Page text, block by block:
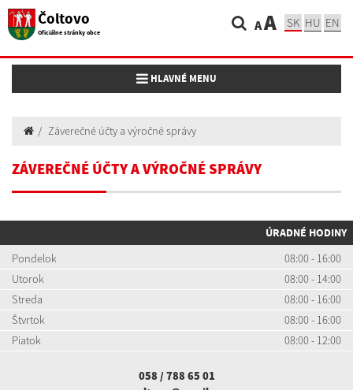
Čoltovo
Oficiálne stránky obce AA SK HU EN
Toggle navigation
HLAVNÉ MENU
Záverečné účty a výročné správy
ZÁVEREČNÉ ÚČTY A VÝROČNÉ SPRÁVY
ÚRADNÉ HODINY
Pondelok
08:00 - 16:00
Utorok
08:00 - 14:00
Streda
08:00 - 16:00
Štvrtok
08:00 - 16:00
Piatok
08:00 - 12:00
058 / 788 65 01